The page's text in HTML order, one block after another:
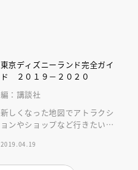
東京ディズニーランド完全ガイ
ド ２０１９－２０２０
編：講談社
新しくなった地図でアトラクシ
ョンやショップなど行きたい施
集では、おすすめメニュー＆グ
2019.04.19